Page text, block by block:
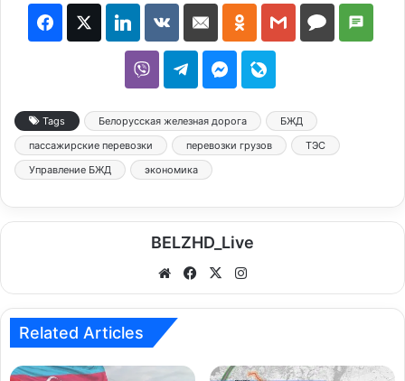
Tags Белорусская железная дорога
БЖД
пассажирские перевозки
перевозки грузов
ТЭС
Управление БЖД
экономика
BELZHD_Live
We
bsi
Fa
ce
X
tag
Related Articles